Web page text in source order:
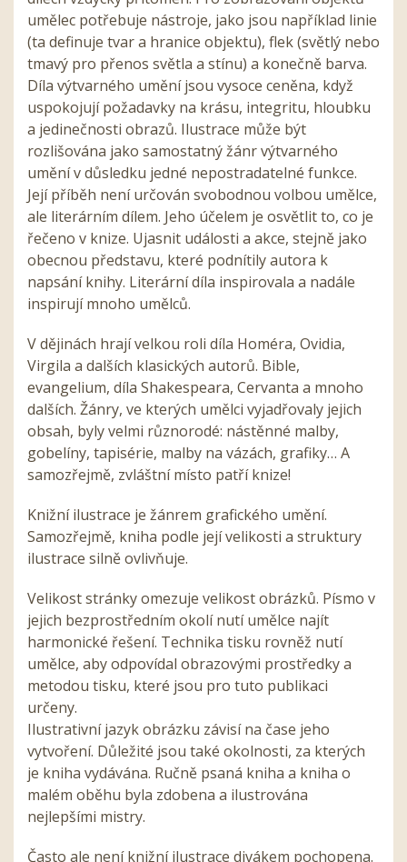
umělec potřebuje nástroje, jako jsou například linie
(ta definuje tvar a hranice objektu), flek (světlý nebo
tmavý pro přenos světla a stínu) a konečně barva.
Díla výtvarného umění jsou vysoce ceněna, když
uspokojují požadavky na krásu, integritu, hloubku
a jedinečnosti obrazů. Ilustrace může být
rozlišována jako samostatný žánr výtvarného
umění v důsledku jedné nepostradatelné funkce.
Její příběh není určován svobodnou volbou umělce,
ale literárním dílem. Jeho účelem je osvětlit to, co je
řečeno v knize. Ujasnit události a akce, stejně jako
obecnou představu, které podnítily autora k
napsání knihy. Literární díla inspirovala a nadále
inspirují mnoho umělců.
V dějinách hrají velkou roli díla Homéra, Ovidia,
Virgila a dalších klasických autorů. Bible,
evangelium, díla Shakespeara, Cervanta a mnoho
dalších. Žánry, ve kterých umělci vyjadřovaly jejich
obsah, byly velmi různorodé: nástěnné malby,
gobelíny, tapisérie, malby na vázách, grafiky… A
samozřejmě, zvláštní místo patří knize!
Knižní ilustrace je žánrem grafického umění.
Samozřejmě, kniha podle její velikosti a struktury
ilustrace silně ovlivňuje.
Velikost stránky omezuje velikost obrázků. Písmo v
jejich bezprostředním okolí nutí umělce najít
harmonické řešení. Technika tisku rovněž nutí
umělce, aby odpovídal obrazovými prostředky a
metodou tisku, které jsou pro tuto publikaci
určeny.
Ilustrativní jazyk obrázku závisí na čase jeho
vytvoření. Důležité jsou také okolnosti, za kterých
je kniha vydávána. Ručně psaná kniha a kniha o
malém oběhu byla zdobena a ilustrována
nejlepšími mistry.
Často ale není knižní ilustrace divákem pochopena.